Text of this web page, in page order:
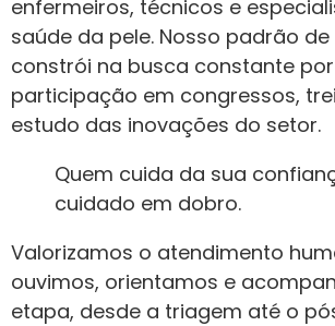
enfermeiros, técnicos e
saúde da pele. Nosso padrão
constrói na busca constante
participação em congressos,
estudo das inovações do setor.
Quem cuida da sua
cuidado em dobro.
Valorizamos o atendimento
ouvimos, orientamos e
etapa, desde a triagem até o